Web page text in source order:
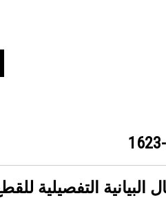
البيانية التفصيلية